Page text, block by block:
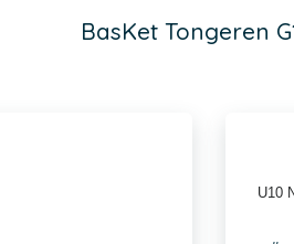
BasKet Tongeren
U10